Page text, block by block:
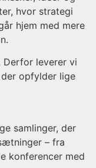
hvor strategi
hjem med mere
Derfor leverer vi
opfylder lige
samlinger, der
– fra
konferencer med